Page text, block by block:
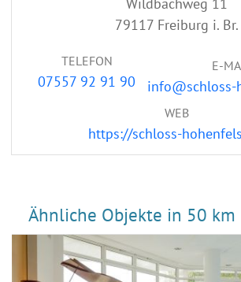
79117 Freiburg i. Br.
TELEFON
07557 92 91 90
E-
info@schloss-
WEB
https://schloss-
Ähnliche Objekte in 50 km